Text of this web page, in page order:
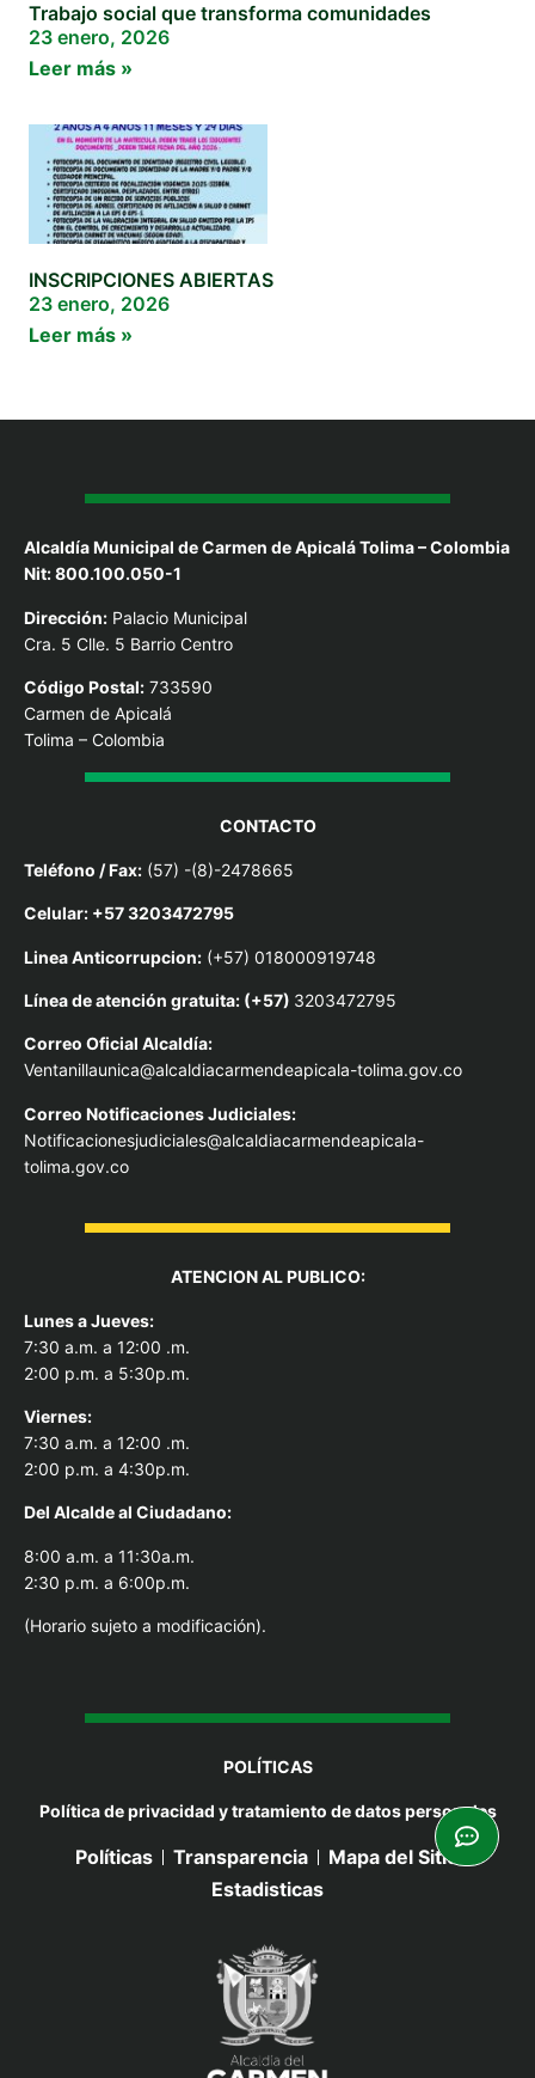
Trabajo social que transforma comunidades
23 enero, 2026
Leer más »
INSCRIPCIONES ABIERTAS
23 enero, 2026
Leer más »
Alcaldía Municipal de Carmen de Apicalá Tolima – Colombia
Nit: 800.100.050-1
Dirección: Palacio Municipal
Cra. 5 Clle. 5 Barrio Centro
Código Postal: 733590
Carmen de Apicalá
Tolima – Colombia
CONTACTO
Teléfono / Fax: (57) -(8)-2478665
Celular: +57 3203472795
Linea Anticorrupcion: (+57) 018000919748
Línea de atención gratuita: (+57) 3203472795
Correo Oficial Alcaldía:
Ventanillaunica@alcaldiacarmendeapicala-tolima.gov.co
Correo Notificaciones Judiciales:
Notificacionesjudiciales@alcaldiacarmendeapicala-
tolima.gov.co
ATENCION AL PUBLICO:
Lunes a Jueves:
7:30 a.m. a 12:00 .m.
2:00 p.m. a 5:30p.m.
Viernes:
7:30 a.m. a 12:00 .m.
2:00 p.m. a 4:30p.m.
Del Alcalde al Ciudadano:
8:00 a.m. a 11:30a.m.
2:30 p.m. a 6:00p.m.
(Horario sujeto a modificación).
POLÍTICAS
Política de privacidad y tratamiento de datos personales
Políticas Transparencia
Mapa del Sitio
Estadisticas